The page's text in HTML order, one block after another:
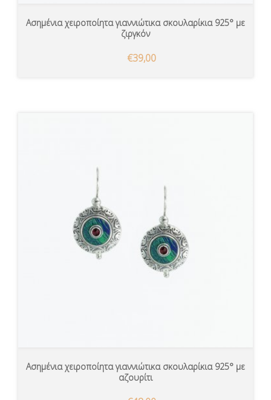
Ασημένια χειροποίητα γιαννιώτικα σκουλαρίκια 925° με
ζιργκόν
€39,00
Ασημένια χειροποίητα γιαννιώτικα σκουλαρίκια 925° με
αζουρίτι